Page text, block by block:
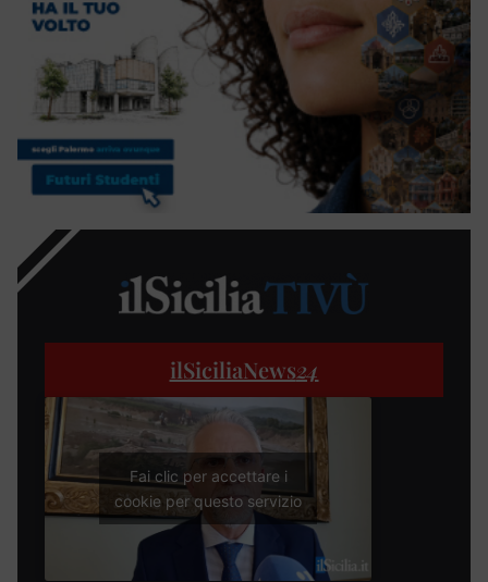
ilSiciliaNews24
Fai clic per accettare i
cookie per questo servizio